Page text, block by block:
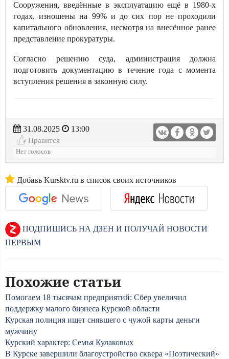
Сооружения, введённые в эксплуатацию ещё в 1980-х
годах, изношены на 99% и до сих пор не проходили
капитального обновления, несмотря на внесённое ранее
представление прокуратуры.
Согласно решению суда, администрация должна
подготовить документацию в течение года с момента
вступления решения в законную силу.
31.08.2025
13:00
Нравится
Нет голосов
Добавь Kursktv.ru в список своих источников
ПОДПИШИСЬ НА ДЗЕН И ПОЛУЧАЙ НОВОСТИ
ПЕРВЫМ
Похожие статьи
Помогаем 18 тысячам предприятий: Сбер увеличил
поддержку малого бизнеса Курской области
Курская полиция ищет снявшего с чужой карты деньги
мужчину
Курский характер: Семья Кулаковых
В Курске завершили благоустройство сквера «Поэтический»